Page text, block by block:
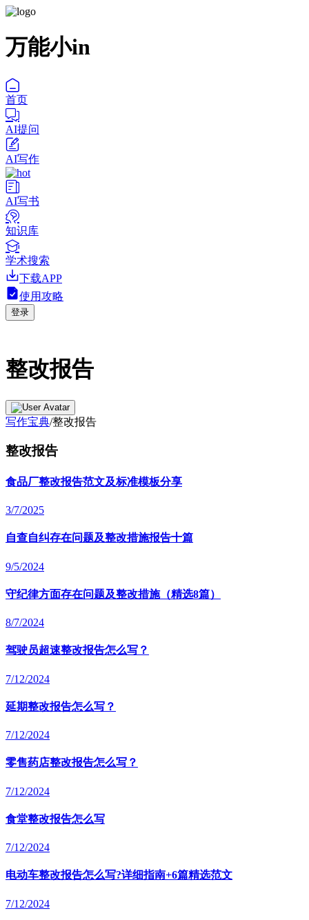
万能小in
首页
AI提问
AI写作
AI写书
知识库
学术搜索
下载APP
使用攻略
登录
整改报告
写作宝典/整改报告
整改报告
食品厂整改报告范文及标准模板分享
3/7/2025
自查自纠存在问题及整改措施报告十篇
9/5/2024
守纪律方面存在问题及整改措施（精选8篇）
8/7/2024
驾驶员超速整改报告怎么写？
7/12/2024
延期整改报告怎么写？
7/12/2024
零售药店整改报告怎么写？
7/12/2024
食堂整改报告怎么写
7/12/2024
电动车整改报告怎么写?详细指南+6篇精选范文
7/12/2024